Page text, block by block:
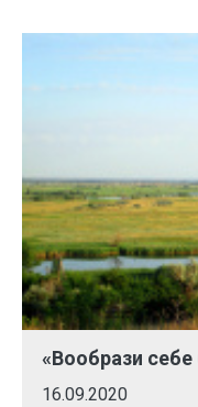
«Вообрази
16.09.2020